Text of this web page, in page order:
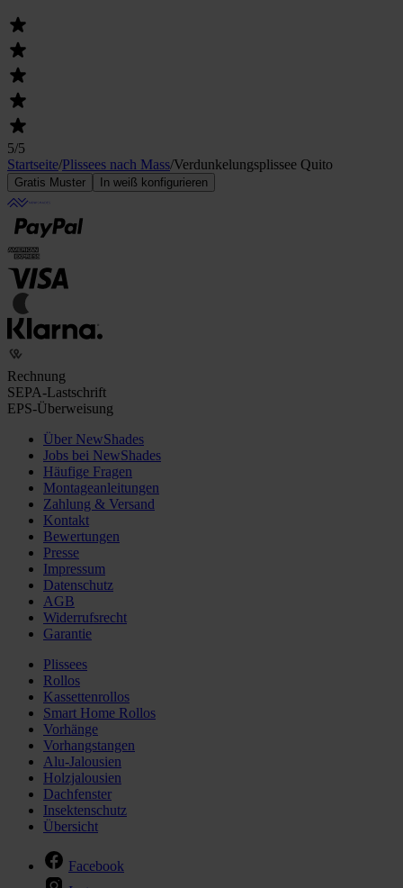
5/5
Startseite/Plissees nach Mass/Verdunkelungs­plissee Quito
Gratis Muster In weiß konfigurieren
Rechnung
SEPA-Lastschrift
EPS-Überweisung
Über NewShades
Jobs bei NewShades
Häufige Fragen
Montageanleitungen
Zahlung & Versand
Kontakt
Bewertungen
Presse
Impressum
Datenschutz
AGB
Widerrufsrecht
Garantie
Plissees
Rollos
Kassettenrollos
Smart Home Rollos
Vorhänge
Vorhangstangen
Alu-Jalousien
Holzjalousien
Dachfenster
Insektenschutz
Übersicht
Facebook